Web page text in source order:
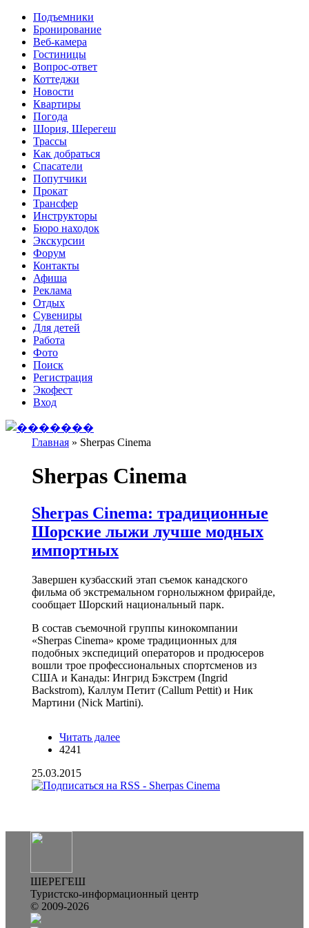
Перейти к основному содержанию
Подъемники
Бронирование
Веб-камера
Гостиницы
Вопрос-ответ
Коттеджи
Новости
Квартиры
Погода
Шория, Шерегеш
Трассы
Как добраться
Спасатели
Попутчики
Прокат
Трансфер
Инструкторы
Бюро находок
Экскурсии
Форум
Контакты
Афиша
Реклама
Отдых
Сувениры
Для детей
Работа
Фото
Поиск
Регистрация
Экофест
Вход
Главная » Sherpas Cinema
Sherpas Cinema
Sherpas Cinema: традиционные
Шорские лыжи лучше модных
импортных
Завершен кузбасский этап съемок канадского
фильма об экстремальном горнолыжном фрирайде,
сообщает Шорский национальный парк.
В состав съемочной группы кинокомпании
«Sherpas Cinema» кроме традиционных для
подобных экспедиций операторов и продюсеров
вошли трое профессиональных спортсменов из
США и Канады: Ингрид Бэкстрем (Ingrid
Backstrom), Каллум Петит (Callum Pettit) и Ник
Мартини (Nick Martini).
Читать далее
4241
25.03.2015
ШЕРЕГЕШ
Туристско-информационный центр
© 2009-2026